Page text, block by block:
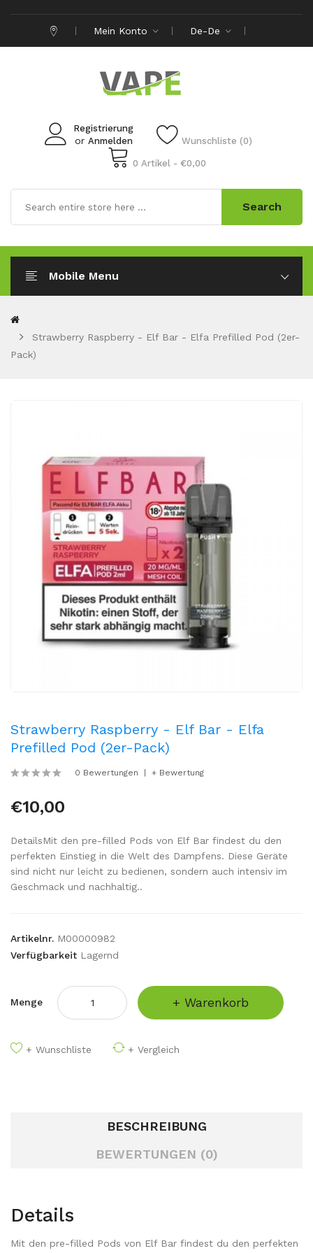
Mein Konto De-De
Registrierung
or Anmelden Wunschliste (0)
0 Artikel - €0,00
Search
Mobile Menu
Strawberry Raspberry - Elf Bar - Elfa Prefilled Pod (2er-
Pack)
Strawberry Raspberry - Elf Bar - Elfa
Prefilled Pod (2er-Pack)
0 Bewertungen + Bewertung
€10,00
DetailsMit den pre-filled Pods von Elf Bar findest du den
perfekten Einstieg in die Welt des Dampfens. Diese Geräte
sind nicht nur leicht zu bedienen, sondern auch intensiv im
Geschmack und nachhaltig..
Artikelnr. M00000982
Verfügbarkeit Lagernd
Menge + Warenkorb
+ Wunschliste + Vergleich
BESCHREIBUNG
BEWERTUNGEN (0)
Details
Mit den pre-filled Pods von Elf Bar findest du den perfekten